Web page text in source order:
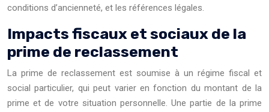
conditions d’ancienneté, et les références légales.
Impacts fiscaux et sociaux de la
prime de reclassement
La prime de reclassement est soumise à un régime fiscal et
social particulier, qui peut varier en fonction du montant de la
prime et de votre situation personnelle. Une partie de la prime